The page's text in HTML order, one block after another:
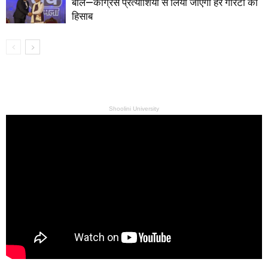
बोले—कांग्रेस प्रत्याशियों से लिया जाएगा हर गारंटी का
हिसाब
Shoolini University